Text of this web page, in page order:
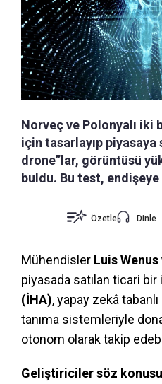
Norveç ve Polonyalı iki
için tasarlayıp piyasaya
drone”lar, görüntüsü
buldu. Bu test,
Özetle Dinle
Mühendisler Luis
piyasada satılan ticari bir
(İHA), yapay zekâ
tanıma sistemleriyle
otonom olarak takip
Geliştiriciler söz